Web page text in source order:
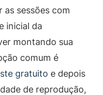
as sessões com
inicial da
montando sua
comum é
gratuito e depois
de reprodução,